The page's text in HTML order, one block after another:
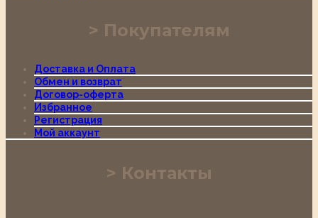
Покупателям
Доставка и Оплата
Обмен и возврат
Договор-оферта
Избранное
Регистрация
Мой аккаунт
Контакты